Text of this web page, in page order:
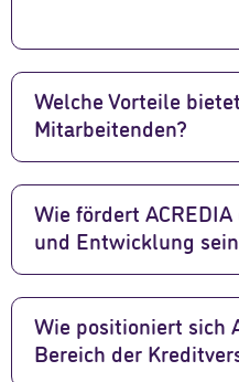
Welche Vorteile
Mitarbeitenden?
Wie fördert
und Entwicklung
Wie positioniert sich
Bereich der